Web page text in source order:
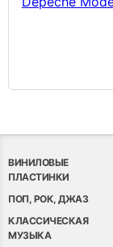
ВИНИЛОВЫЕ
ПЛАСТИНКИ
ПОП, РОК, ДЖАЗ
КЛАССИЧЕСКАЯ
МУЗЫКА